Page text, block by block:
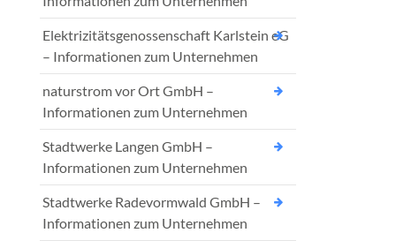
Elektrizitätsgenossenschaft Karlstein eG
– Informationen zum Unternehmen
naturstrom vor Ort GmbH –
Informationen zum Unternehmen
Stadtwerke Langen GmbH –
Informationen zum Unternehmen
Stadtwerke Radevormwald GmbH –
Informationen zum Unternehmen